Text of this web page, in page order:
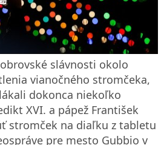
slávnosti okolo
vianočného stromčeka,
dokonca niekoľko
XVI. a pápež František
stromček na diaľku z tabletu
pre mesto Gubbio v